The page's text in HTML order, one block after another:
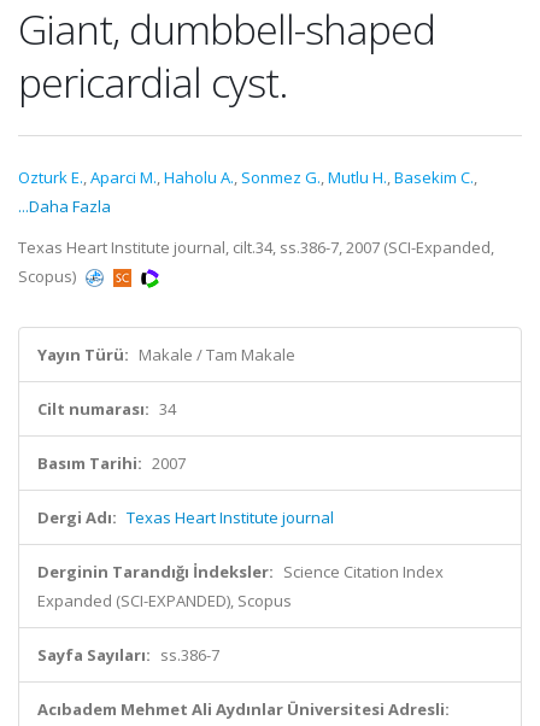
Giant, dumbbell-shaped
pericardial cyst.
Ozturk E.,Aparci M.,Haholu A., Sonmez G.,Mutlu H.,Basekim C.,
...Daha Fazla
Texas Heart Institute journal, cilt.34, ss.386-7, 2007 (SCI-Expanded,
Scopus)
Yayın Türü: Makale / Tam Makale
Cilt numarası: 34
Basım Tarihi: 2007
Dergi Adı: Texas Heart Institute journal
Derginin Tarandığı İndeksler: Science Citation Index
Expanded (SCI-EXPANDED), Scopus
Sayfa Sayıları: ss.386-7
Acıbadem Mehmet Ali Aydınlar Üniversitesi Adresli: